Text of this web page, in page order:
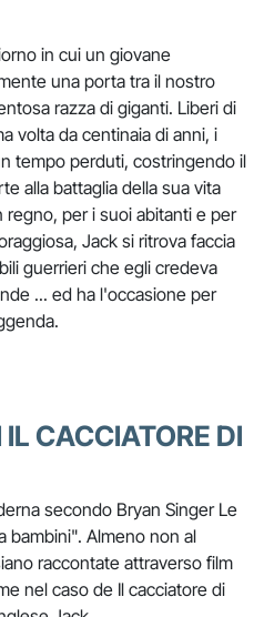
in cui un giovane
una porta tra il nostro
razza di giganti. Liberi di
volta da centinaia di anni, i
tempo perduti, costringendo il
alla battaglia della sua vita
per i suoi abitanti e per
Jack si ritrova faccia
guerrieri che egli credeva
... ed ha l'occasione per
CACCIATORE DI
secondo Bryan Singer Le
bambini". Almeno non al
raccontate attraverso film
nel caso de Il cacciatore di